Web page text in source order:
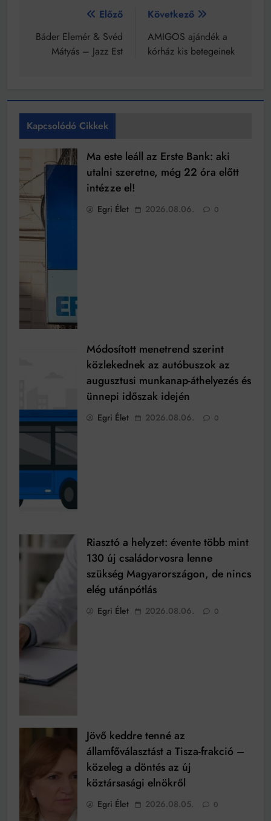
Bejegyzés
navigáció
Előző
Báder Elemér & Svéd
Mátyás – Jazz Est
Következő
AMIGOS ajándék a
kórház kis betegeinek
Kapcsolódó Cikkek
Ma este leáll az Erste Bank: aki
utalni szeretne, még 22 óra előtt
intézze el!
Egri Élet 2026.08.06. 0
Módosított menetrend szerint
közlekednek az autóbuszok az
augusztusi munkanap-áthelyezés és
ünnepi időszak idején
Egri Élet 2026.08.06. 0
Riasztó a helyzet: évente több mint
130 új családorvosra lenne
szükség Magyarországon, de nincs
elég utánpótlás
Egri Élet 2026.08.06. 0
Jövő keddre tenné az
államfőválasztást a Tisza-frakció –
közeleg a döntés az új
köztársasági elnökről
Egri Élet 2026.08.05. 0